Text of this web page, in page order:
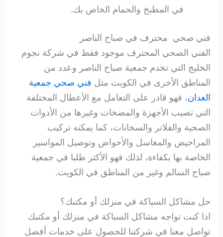
في المطبخ والحمام الخاص بك.
فني صحي محترف في صباح الناصر
الفني الصحي المحترف موجود فقط في شركة نجوم
الخليج التي تخدم جمعية صباح الناصر وعدد من
المناطق الأخرى في الكويت مثل فني صحي جمعية
العدان، فهو قادر على التعامل مع الأعطال المختلفة
التي تصيب الأجهزة والمضخات وغيرها من الأدوات
الصحية والفلاتر والسخانات، كما يمكنه تركيب
المراحيض والمغاسل والأحواض وتوصيل المواسير
الخاصة بها بكفاءة، لذلك فهو الأكثر طلبا في جمعية
صباح السالم وغير من المناطق في الكويت.
حل مشاكل السباكة في منزلك أو مكتبك؟
اذا كنت تواجه مشاكل السباكة في منزلك أو مكتبك
تواصل معنا في شركتنا للحصول على خدمات أفضل